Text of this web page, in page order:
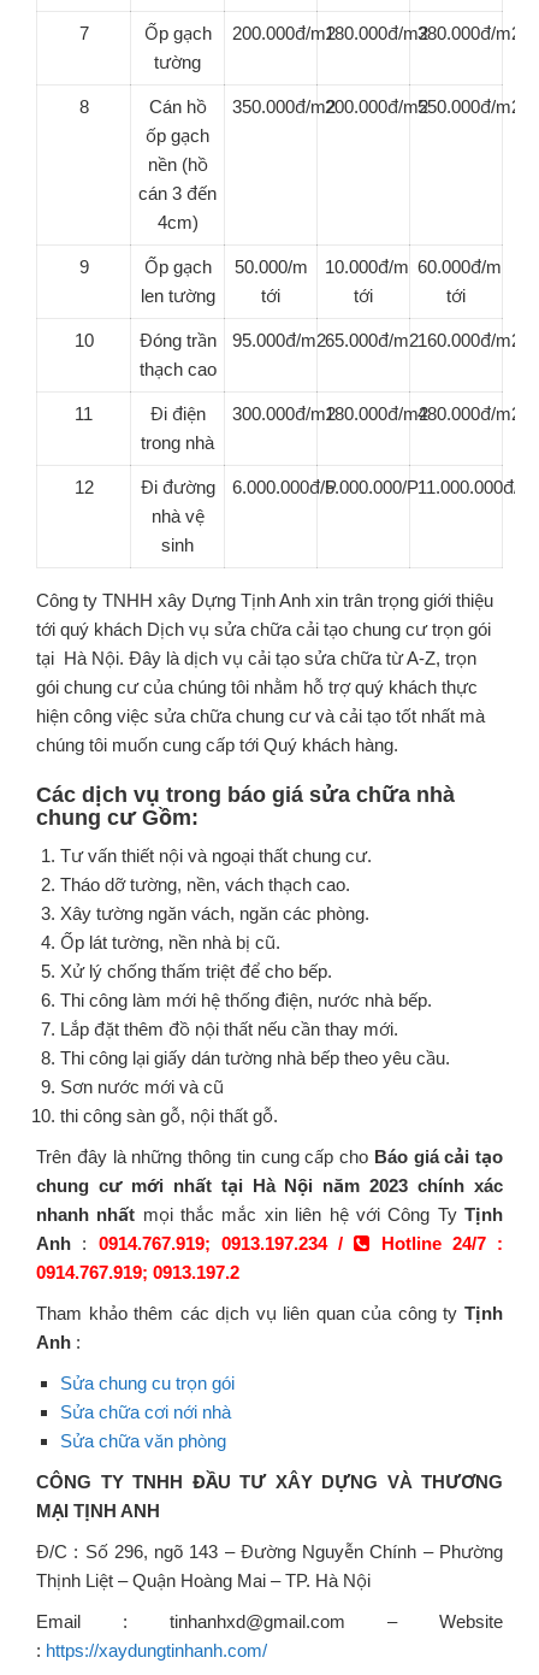
7
Ốp gạch
tường
200.000đ/m2180.000đ/m2380.000đ/m2
8
Cán hồ
ốp gạch
nền (hồ
cán 3 đến
4cm)
350.000đ/m2200.000đ/m2550.000đ/m2
9
Ốp gạch
len tường
50.000/m
tới
10.000đ/m
tới
60.000đ/m
tới
10
Đóng trần
thạch cao
95.000đ/m265.000đ/m2160.000đ/m2
11
Đi điện
trong nhà
300.000đ/m2180.000đ/m2480.000đ/m2
12
Đi đường
nhà vệ
sinh
6.000.000đ/P5.000.000/P11.000.000đ/P
Công ty TNHH xây Dựng Tịnh Anh xin trân trọng giới thiệu
tới quý khách Dịch vụ sửa chữa cải tạo chung cư trọn gói
tại Hà Nội. Đây là dịch vụ cải tạo sửa chữa từ A-Z, trọn
gói chung cư của chúng tôi nhằm hỗ trợ quý khách thực
hiện công việc sửa chữa chung cư và cải tạo tốt nhất mà
chúng tôi muốn cung cấp tới Quý khách hàng.
Các dịch vụ trong báo giá sửa chữa nhà
chung cư Gồm:
Tư vấn thiết nội và ngoại thất chung cư.
Tháo dỡ tường, nền, vách thạch cao.
Xây tường ngăn vách, ngăn các phòng.
Ốp lát tường, nền nhà bị cũ.
Xử lý chống thấm triệt để cho bếp.
Thi công làm mới hệ thống điện, nước nhà bếp.
Lắp đặt thêm đồ nội thất nếu cần thay mới.
Thi công lại giấy dán tường nhà bếp theo yêu cầu.
Sơn nước mới và cũ
thi công sàn gỗ, nội thất gỗ.
Trên đây là những thông tin cung cấp cho Báo giá cải tạo
chung cư mới nhất tại Hà Nội năm 2023 chính xác
nhanh nhất mọi thắc mắc xin liên hệ với Công TyTịnh
Anh : 0914.767.919; 0913.197.234 /
Hotline 24/7 :
0914.767.919; 0913.197.2
Tham khảo thêm các dịch vụ liên quan của công ty Tịnh
Anh :
Sửa chung cu trọn gói
Sửa chữa cơi nới nhà
Sửa chữa văn phòng
CÔNG TY TNHH ĐẦU TƯ XÂY DỰNG VÀ THƯƠNG
MẠI TỊNH ANH
Đ/C : Số 296, ngõ 143 – Đường Nguyễn Chính – Phường
Thịnh Liệt – Quận Hoàng Mai – TP. Hà Nội
Email : tinhanhxd@gmail.com – Website
: https://xaydungtinhanh.com/